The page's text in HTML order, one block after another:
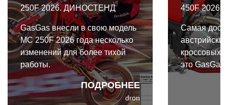
250F 2026. ДИНОСТЕНД
ПОДРОБНЕЕ
GasGas внесли в свою модель
MC 250F 2026 года несколько
изменений для более тихой
работы.
dron
450F
Самая
кроссовых
это GasGas
может себе